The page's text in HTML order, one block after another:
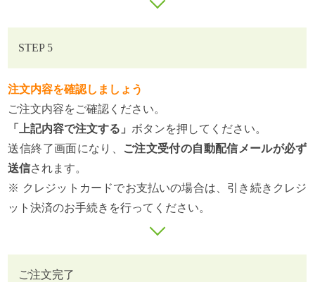
STEP 5
注文内容を確認しましょう
ご注文内容をご確認ください。
「上記内容で注文する」 ボタンを押してください。
送信終了画面になり、
ご注文受付の自動配信メールが必ず
送信されます。
※ クレジットカードでお支払いの場合は、引き続きクレジ
ット決済のお手続きを行ってください。
ご注文完了